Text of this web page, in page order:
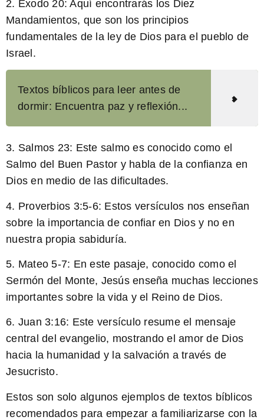
2. Éxodo 20: Aquí encontrarás los Diez
Mandamientos, que son los principios
fundamentales de la ley de Dios para el pueblo de
Israel.
Textos bíblicos para leer antes de
dormir: Encuentra paz y reflexión...
3. Salmos 23: Este salmo es conocido como el
Salmo del Buen Pastor y habla de la confianza en
Dios en medio de las dificultades.
4. Proverbios 3:5-6: Estos versículos nos enseñan
sobre la importancia de confiar en Dios y no en
nuestra propia sabiduría.
5. Mateo 5-7: En este pasaje, conocido como el
Sermón del Monte, Jesús enseña muchas lecciones
importantes sobre la vida y el Reino de Dios.
6. Juan 3:16: Este versículo resume el mensaje
central del evangelio, mostrando el amor de Dios
hacia la humanidad y la salvación a través de
Jesucristo.
Estos son solo algunos ejemplos de textos bíblicos
recomendados para empezar a familiarizarse con la